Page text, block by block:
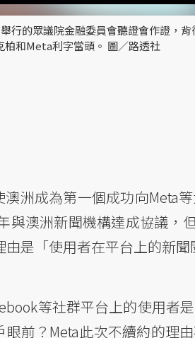
行的眾議院金融委員會聽證會作證，
柏和Meta利字當頭。 圖／路透社
澳洲成為第一個成功向Meta
與澳洲新聞機構達成協議，
是「使用者在平台上的新聞
等社群平台上的使用者
前？Meta此次不續約的理